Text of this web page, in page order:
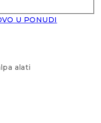
U PONUDI
alati